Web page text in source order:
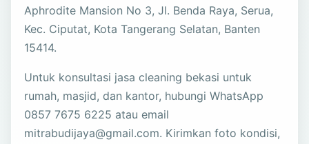
Aphrodite Mansion No 3, Jl. Benda Raya, Serua,
Kec. Ciputat, Kota Tangerang Selatan, Banten
15414.
Untuk konsultasi jasa cleaning bekasi untuk
rumah, masjid, dan kantor, hubungi WhatsApp
0857 7675 6225 atau email
mitrabudijaya@gmail.com. Kirimkan foto kondisi,